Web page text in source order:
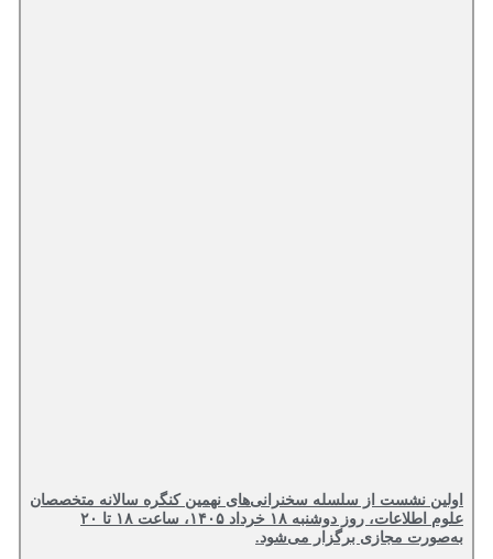
اولین نشست از سلسله سخنرانی‌های نهمین کنگره سالانه متخصصان
علوم اطلاعات، روز دوشنبه ۱۸ خرداد ۱۴۰۵، ساعت ۱۸ تا ۲۰
به‌صورت مجازی برگزار می‌شود.